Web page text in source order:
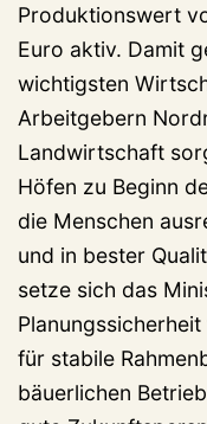
Produktionswert
Euro aktiv. Damit
wichtigsten
Arbeitgebern
Landwirtschaft
Höfen zu Beginn
die Menschen
und in bester
setze sich das
für stabile
bäuerlichen